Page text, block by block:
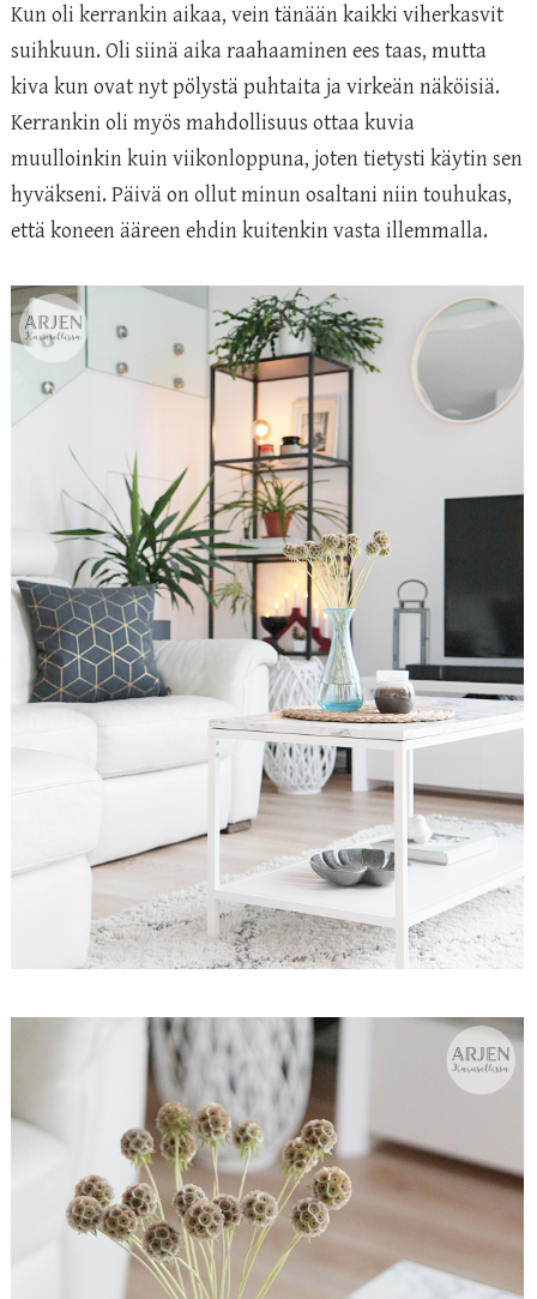
Kun oli kerrankin aikaa, vein tänään kaikki viherkasvit
suihkuun. Oli siinä aika raahaaminen ees taas, mutta
kiva kun ovat nyt pölystä puhtaita ja virkeän näköisiä.
Kerrankin oli myös mahdollisuus ottaa kuvia
muulloinkin kuin viikonloppuna, joten tietysti käytin sen
hyväkseni. Päivä on ollut minun osaltani niin touhukas,
että koneen ääreen ehdin kuitenkin vasta illemmalla.